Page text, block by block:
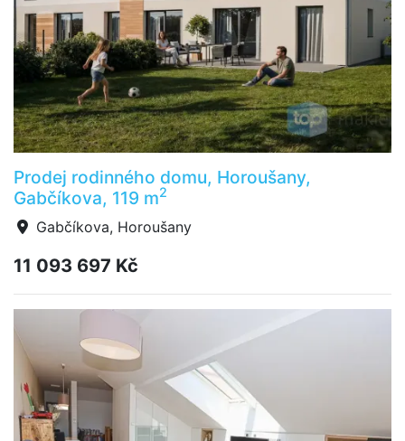
Prodej rodinného domu, Horoušany,
Gabčíkova, 119 m2
Gabčíkova, Horoušany
11 093 697 Kč